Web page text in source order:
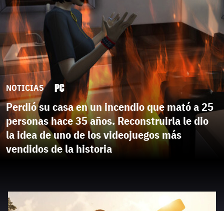
NOTICIAS
Perdió su casa en un incendio que mató a 25
personas hace 35 años. Reconstruirla le dio
la idea de uno de los videojuegos más
vendidos de la historia